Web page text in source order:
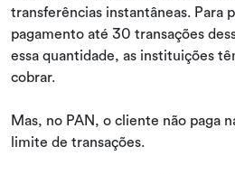
transferências instantâneas. Para
pagamento até 30 transações
essa quantidade, as instituições
cobrar.
Mas, no PAN, o cliente não paga
limite de transações.